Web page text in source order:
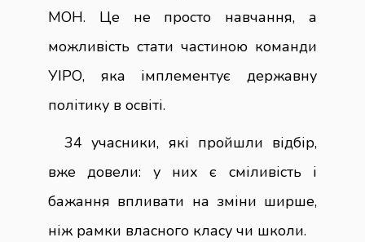
МОН. Це не просто навчання, а
можливість стати частиною команди
УІРО, яка імплементує державну
політику в освіті.
34 учасники, які пройшли відбір,
вже довели: у них є сміливість і
бажання впливати на зміни ширше,
ніж рамки власного класу чи школи.